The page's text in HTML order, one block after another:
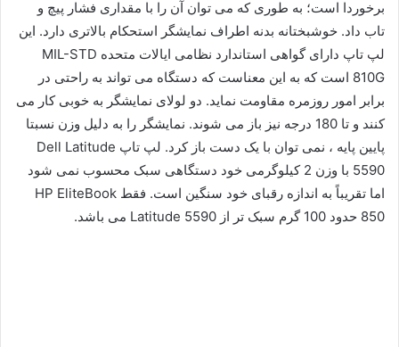
برخوردا است؛ به طوری که می توان آن را با مقداری فشار پیچ و
تاب داد. خوشبختانه بدنه اطراف نمایشگر استحکام بالاتری دارد. این
لپ تاپ دارای گواهی استاندارد نظامی ایالات متحده MIL-STD
810G است که به این معناست که دستگاه می تواند به راحتی در
برابر امور روزمره مقاومت نماید. دو لولای نمایشگر به خوبی کار می
کنند و تا 180 درجه نیز باز می شوند. نمایشگر را به دلیل وزن نسبتا
پایین پایه ، نمی توان با یک دست باز کرد. لپ تاپ Dell Latitude
5590 با وزن 2 کیلوگرمی خود دستگاهی سبک محسوب نمی شود
اما تقریباً به اندازه رقبای خود سنگین است. فقط HP EliteBook
850 حدود 100 گرم سبک تر از Latitude 5590 می باشد.